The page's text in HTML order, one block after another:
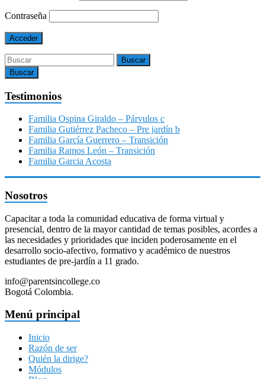
Contraseña
Buscar
Testimonios
Familia Ospina Giraldo – Párvulos c
Familia Gutiérrez Pacheco – Pre jardín b
Familia García Guerrero – Transición
Familia Ramos León – Transición
Familia Garcia Acosta
Nosotros
Capacitar a toda la comunidad educativa de forma virtual y
presencial, dentro de la mayor cantidad de temas posibles, acordes a
las necesidades y prioridades que inciden poderosamente en el
desarrollo socio-afectivo, formativo y académico de nuestros
estudiantes de pre-jardín a 11 grado.
info@parentsincollege.co
Bogotá Colombia.
Menú principal
Inicio
Razón de ser
Quién la dirige?
Módulos